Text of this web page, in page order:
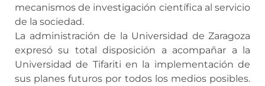
mecanismos de investigación científica al servicio
de la sociedad.
La administración de la Universidad de Zaragoza
expresó su total disposición a acompañar a la
Universidad de Tifariti en la implementación de
sus planes futuros por todos los medios posibles.